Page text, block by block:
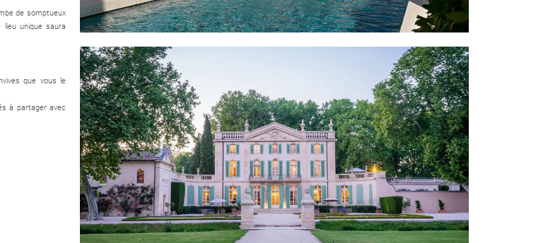
de somptueux
unique saura
que vous le
à partager avec